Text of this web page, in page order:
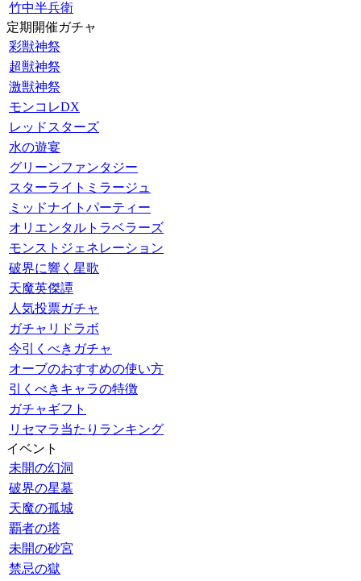
竹中半兵衛
定期開催ガチャ
彩獣神祭
超獣神祭
激獣神祭
モンコレDX
レッドスターズ
水の遊宴
グリーンファンタジー
スターライトミラージュ
ミッドナイトパーティー
オリエンタルトラベラーズ
モンストジェネレーション
破界に響く星歌
天魔英傑譚
人気投票ガチャ
ガチャリドラボ
今引くべきガチャ
オーブのおすすめの使い方
引くべきキャラの特徴
ガチャギフト
リセマラ当たりランキング
イベント
未開の幻洞
破界の星墓
天魔の孤城
覇者の塔
未開の砂宮
禁忌の獄